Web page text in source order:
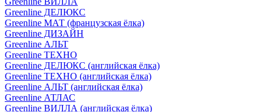
Greenline ДЕЛЮКС
Greenline МАТ (французская ёлка)
Greenline ДИЗАЙН
Greenline АЛЬТ
Greenline ТЕХНО
Greenline ДЕЛЮКС (английская ёлка)
Greenline ТЕХНО (английская ёлка)
Greenline АЛЬТ (английская ёлка)
Greenline АТЛАС
Greenline ВИЛЛА (английская ёлка)